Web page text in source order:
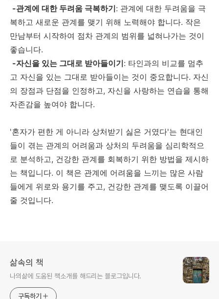
-관계에 대한 두려움 극복하기: 관계에 대한 두려움을 극
복하고 새로운 관계를 맺기 위해 노력해야 합니다. 작은
만남부터 시작하여 점차 관계의 범위를 넓혀나가는 것이
좋습니다.
-자신을 있는 그대로 받아들이기: 타인과의 비교를 멈추
고 자신을 있는 그대로 받아들이는 것이 중요합니다. 자신
의 장점과 단점을 인정하고, 자신을 사랑하는 연습을 통해
자존감을 높여야 합니다.
'혼자가 편한 게 아니라 상처받기 싫은 거였다'는 현대인
들이 겪는 관계의 어려움과 상처의 두려움을 심리학적으
로 분석하고, 건강한 관계를 회복하기 위한 방법을 제시하
는 책입니다. 이 책은 관계에 어려움을 느끼는 많은 사람
들에게 위로와 용기를 주고, 건강한 관계를 맺도록 이끌어
줄 것입니다.
삶속의 책
나의삶에 도움된 책소개를 해드리는 블로그입니다.
구독하기